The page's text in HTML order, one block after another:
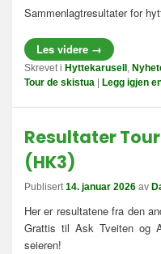
Sammenlagtresultater for
Les videre →
Skrevet i Hyttekarusell
Tour de skistua | Legg igjen
Resultater
(HK3)
Publisert14. januar 2026 av
Her er resultatene fra den
Grattis til Ask Tveiten og
seieren!